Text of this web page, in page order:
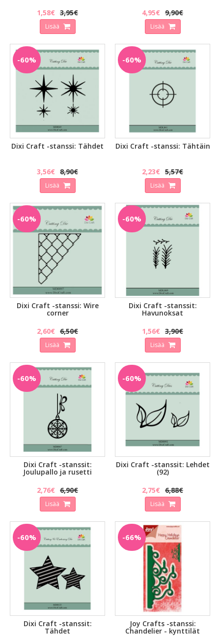
1,58€ 3,95€
Lisää
4,95€ 9,90€
Lisää
-60%
Dixi Craft -stanssi: Tähdet
3,56€ 8,90€
Lisää
-60%
Dixi Craft -stanssi: Tähtäin
2,23€ 5,57€
Lisää
-60%
Dixi Craft -stanssi: Wire
corner
2,60€ 6,50€
Lisää
-60%
Dixi Craft -stanssit:
Havunoksat
1,56€ 3,90€
Lisää
-60%
Dixi Craft -stanssit:
Joulupallo ja rusetti
2,76€ 6,90€
Lisää
-60%
Dixi Craft -stanssit: Lehdet
(92)
2,75€ 6,88€
Lisää
-60%
Dixi Craft -stanssit:
Tähdet
-66%
Joy Crafts -stanssi:
Chandelier - kynttilät